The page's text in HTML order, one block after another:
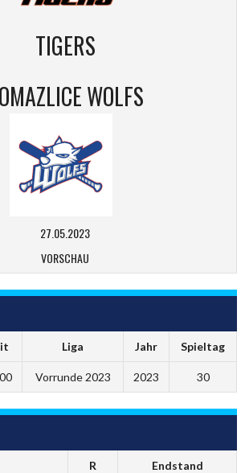
TIGERS
WOLFS
27.05.2023
VORSCHAU
Liga Jahr Spieltag
Vorrunde 2023 2023 30
R Endstand